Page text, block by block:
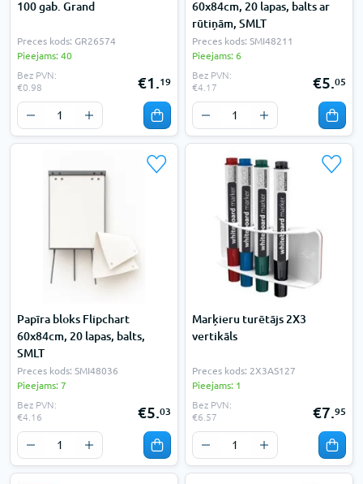
100 gab. Grand
Preces kods: GR26574
Pieejams: 40
Bez PVN:
€0.98
€1.19
60x84cm, 20 lapas, balts ar
rūtiņām, SMLT
Preces kods: SMI48211
Pieejams: 6
Bez PVN:
€4.17
€5.05
Papīra bloks Flipchart
60x84cm, 20 lapas, balts,
SMLT
Preces kods: SMI48036
Pieejams: 7
Bez PVN:
€4.16
€5.03
Marķieru turētājs 2X3
vertikāls
Preces kods: 2X3AS127
Pieejams: 1
Bez PVN:
€6.57
€7.95